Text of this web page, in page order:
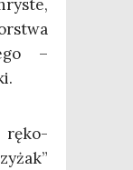
–
ręko­